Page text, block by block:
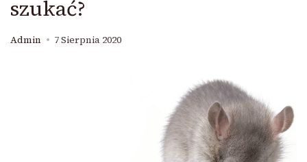
szukać?
Admin 7 Sierpnia 2020